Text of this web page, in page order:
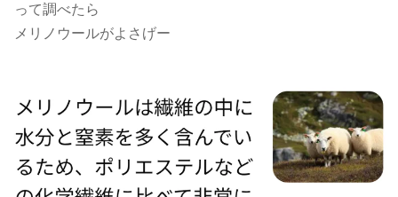
って調べたら
メリノウールがよさげー